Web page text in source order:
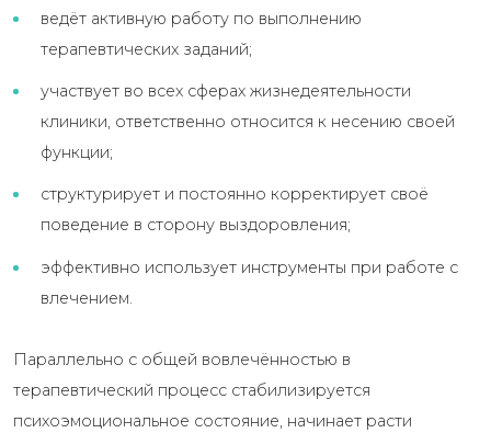
ведёт активную работу по выполнению
терапевтических заданий;
участвует во всех сферах жизнедеятельности
клиники, ответственно относится к несению своей
функции;
структурирует и постоянно корректирует своё
поведение в сторону выздоровления;
эффективно использует инструменты при работе с
влечением.
Параллельно с общей вовлечённостью в
терапевтический процесс стабилизируется
психоэмоциональное состояние, начинает расти